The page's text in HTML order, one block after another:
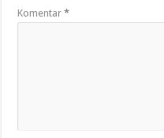
Komentar*